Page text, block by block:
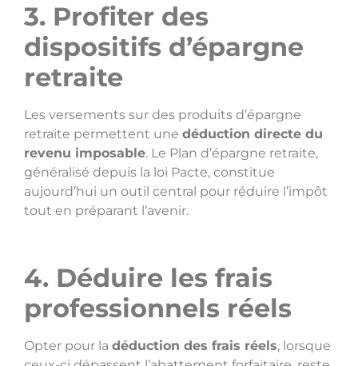
3. Profiter des
dispositifs d’épargne
retraite
Les versements sur des produits d’épargne
retraite permettent une déduction directe du
revenu imposable. Le Plan d’épargne retraite,
généralisé depuis la loi Pacte, constitue
aujourd’hui un outil central pour réduire l’impôt
tout en préparant l’avenir.
4. Déduire les frais
professionnels réels
Opter pour la déduction des frais réels, lorsque